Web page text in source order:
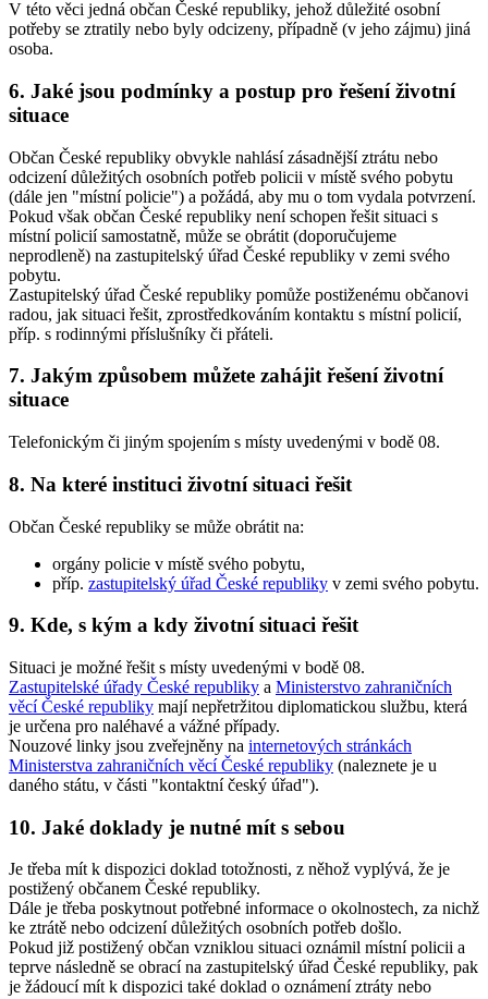
V této věci jedná občan České republiky, jehož důležité osobní
potřeby se ztratily nebo byly odcizeny, případně (v jeho zájmu) jiná
osoba.
6. Jaké jsou podmínky a postup pro řešení životní
situace
Občan České republiky obvykle nahlásí zásadnější ztrátu nebo
odcizení důležitých osobních potřeb policii v místě svého pobytu
(dále jen "místní policie") a požádá, aby mu o tom vydala potvrzení.
Pokud však občan České republiky není schopen řešit situaci s
místní policií samostatně, může se obrátit (doporučujeme
neprodleně) na zastupitelský úřad České republiky v zemi svého
pobytu.
Zastupitelský úřad České republiky pomůže postiženému občanovi
radou, jak situaci řešit, zprostředkováním kontaktu s místní policií,
příp. s rodinnými příslušníky či přáteli.
7. Jakým způsobem můžete zahájit řešení životní
situace
Telefonickým či jiným spojením s místy uvedenými v bodě 08.
8. Na které instituci životní situaci řešit
Občan České republiky se může obrátit na:
orgány policie v místě svého pobytu,
příp. zastupitelský úřad České republiky v zemi svého pobytu.
9. Kde, s kým a kdy životní situaci řešit
Situaci je možné řešit s místy uvedenými v bodě 08.
Zastupitelské úřady České republiky a Ministerstvo zahraničních
věcí České republiky mají nepřetržitou diplomatickou službu, která
je určena pro naléhavé a vážné případy.
Nouzové linky jsou zveřejněny na internetových stránkách
Ministerstva zahraničních věcí České republiky (naleznete je u
daného státu, v části "kontaktní český úřad").
10. Jaké doklady je nutné mít s sebou
Je třeba mít k dispozici doklad totožnosti, z něhož vyplývá, že je
postižený občanem České republiky.
Dále je třeba poskytnout potřebné informace o okolnostech, za nichž
ke ztrátě nebo odcizení důležitých osobních potřeb došlo.
Pokud již postižený občan vzniklou situaci oznámil místní policii a
teprve následně se obrací na zastupitelský úřad České republiky, pak
je žádoucí mít k dispozici také doklad o oznámení ztráty nebo